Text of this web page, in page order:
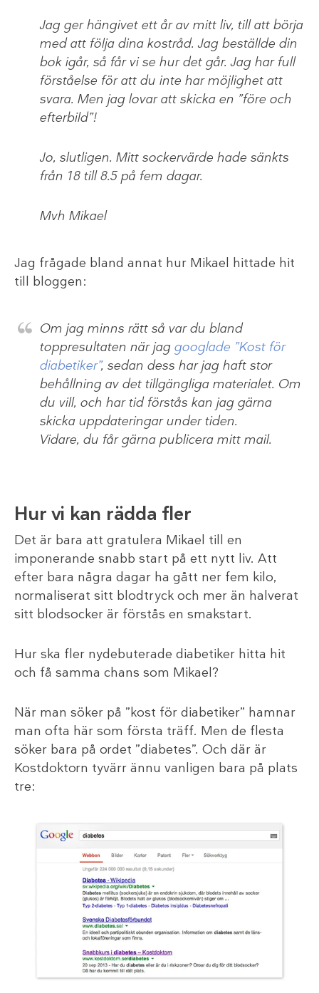
Jag ger hängivet ett år av mitt liv, till att börja
med att följa dina kostråd. Jag beställde din
bok igår, så får vi se hur det går. Jag har full
förståelse för att du inte har möjlighet att
svara. Men jag lovar att skicka en ”före och
efterbild”!
Jo, slutligen. Mitt sockervärde hade sänkts
från 18 till 8.5 på fem dagar.
Mvh Mikael
Jag frågade bland annat hur Mikael hittade hit
till bloggen:
Om jag minns rätt så var du bland
toppresultaten när jag googlade ”Kost för
diabetiker”, sedan dess har jag haft stor
behållning av det tillgängliga materialet. Om
du vill, och har tid förstås kan jag gärna
skicka uppdateringar under tiden.
Vidare, du får gärna publicera mitt mail.
Hur vi kan rädda fler
Det är bara att gratulera Mikael till en
imponerande snabb start på ett nytt liv. Att
efter bara några dagar ha gått ner fem kilo,
normaliserat sitt blodtryck och mer än halverat
sitt blodsocker är förstås en smakstart.
Hur ska fler nydebuterade diabetiker hitta hit
och få samma chans som Mikael?
När man söker på ”kost för diabetiker” hamnar
man ofta här som första träff. Men de flesta
söker bara på ordet ”diabetes”. Och där är
Kostdoktorn tyvärr ännu vanligen bara på plats
tre: